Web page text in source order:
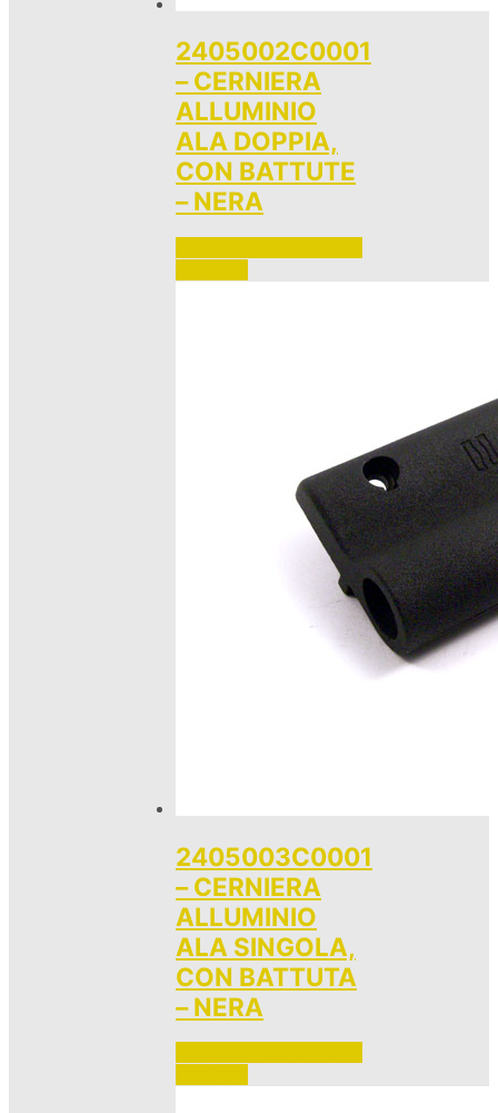
2405002C0001
– CERNIERA
ALLUMINIO
ALA DOPPIA,
CON BATTUTE
– NERA
2405003C0001
– CERNIERA
ALLUMINIO
ALA SINGOLA,
CON BATTUTA
– NERA